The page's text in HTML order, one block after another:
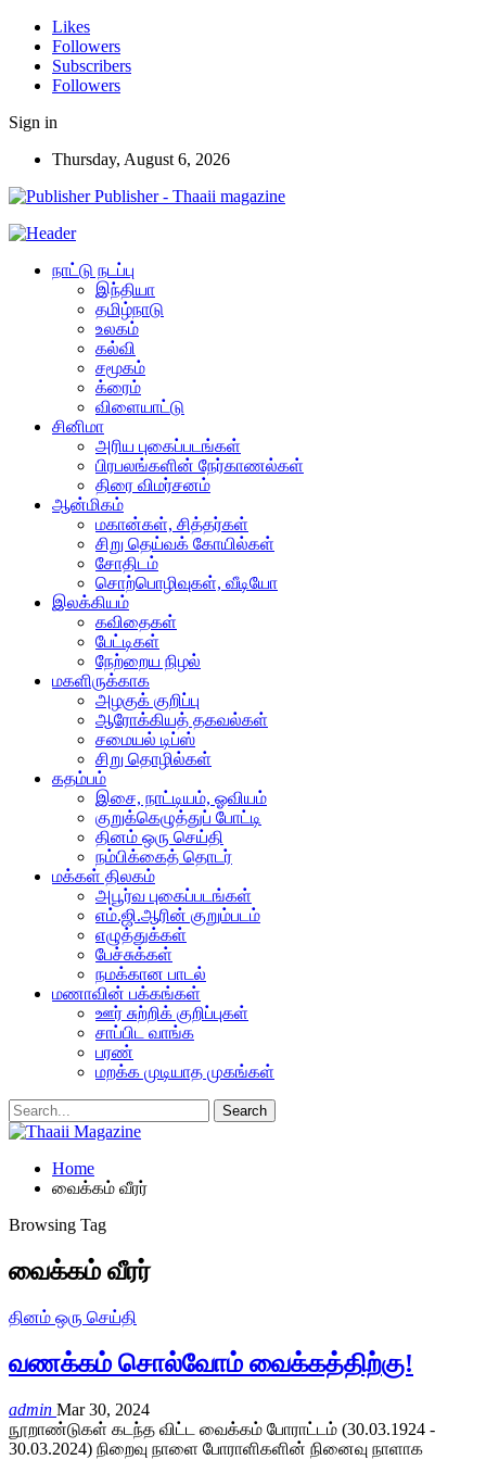
Likes
Followers
Subscribers
Followers
Sign in
Thursday, August 6, 2026
Publisher - Thaaii magazine
நாட்டு நடப்பு
இந்தியா
தமிழ்நாடு
உலகம்
கல்வி
சமூகம்
க்ரைம்
விளையாட்டு
சினிமா
அரிய புகைப்படங்கள்
பிரபலங்களின் நேர்காணல்கள்
திரை விமர்சனம்
ஆன்மிகம்
மகான்கள், சித்தர்கள்
சிறு தெய்வக் கோயில்கள்
சோதிடம்
சொற்பொழிவுகள், வீடியோ
இலக்கியம்
கவிதைகள்
பேட்டிகள்
நேற்றைய நிழல்
மகளிருக்காக
அழகுக் குறிப்பு
ஆரோக்கியத் தகவல்கள்
சமையல் டிப்ஸ்
சிறு தொழில்கள்
கதம்பம்
இசை, நாட்டியம், ஓவியம்
குறுக்கெழுத்துப் போட்டி
தினம் ஒரு செய்தி
நம்பிக்கைத் தொடர்
மக்கள் திலகம்
அபூர்வ புகைப்படங்கள்
எம்.ஜி.ஆரின் குறும்படம்
எழுத்துக்கள்
பேச்சுக்கள்
நமக்கான பாடல்
மணாவின் பக்கங்கள்
ஊர் சுற்றிக் குறிப்புகள்
சாப்பிட வாங்க
பரண்
மறக்க முடியாத முகங்கள்
Home
வைக்கம் வீரர்
Browsing Tag
வைக்கம் வீரர்
தினம் ஒரு செய்தி
வணக்கம் சொல்வோம் வைக்கத்திற்கு!
admin Mar 30, 2024
நூறாண்டுகள் கடந்த விட்ட வைக்கம் போராட்டம் (30.03.1924 -
30.03.2024) நிறைவு நாளை போராளிகளின் நினைவு நாளாக